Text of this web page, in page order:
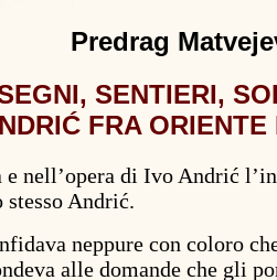
Predrag
SENTIERI,
FRA ORIENTE
nell’opera di Ivo Andrić
Andrić.
neppure con coloro
alle domande che gli